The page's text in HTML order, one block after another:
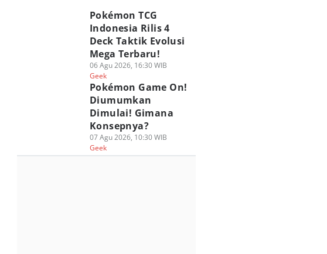
Pokémon TCG
Indonesia Rilis 4
Deck Taktik Evolusi
Mega Terbaru!
06 Agu 2026, 16:30 WIB
Geek
Pokémon Game On!
Diumumkan
Dimulai! Gimana
Konsepnya?
07 Agu 2026, 10:30 WIB
Geek